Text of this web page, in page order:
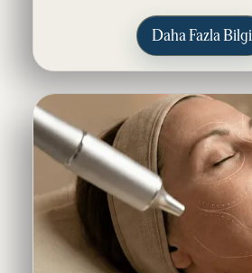
Daha Fazla Bilgi